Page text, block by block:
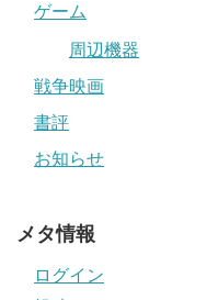
ゲーム
周辺機器
戦争映画
書評
お知らせ
メタ情報
ログイン